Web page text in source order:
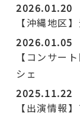
2026.01.20
【沖縄地区
2026.01.05
【コンサー
シェ
2025.11.22
【出演情報